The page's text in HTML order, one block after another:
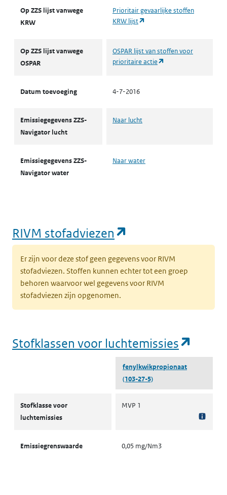
Op ZZS lijst vanwege
KRW
Prioritair gevaarlijke stoffen
KRW lijst
Op ZZS lijst vanwege
OSPAR
OSPAR lijst van stoffen voor
prioritaire actie
Datum toevoeging 4-7-2016
Emissiegegevens ZZS-
Navigator lucht
Naar lucht
Emissiegegevens ZZS-
Navigator water
Naar water
RIVM stofadviezen
Er zijn voor deze stof geen gegevens voor RIVM
stofadviezen. Stoffen kunnen echter tot een groep
behoren waarvoor wel gegevens voor RIVM
stofadviezen zijn opgenomen.
Stofklassen voor luchtemissies
fenylkwikpropionaat
(103-27-5)
Stofklasse voor
luchtemissies
MVP 1
Emissiegrenswaarde 0,05 mg/Nm3